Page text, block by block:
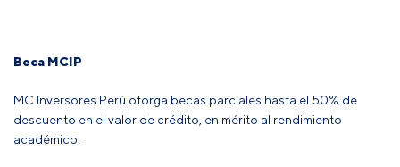
Beca MCIP
MC Inversores Perú otorga becas parciales hasta el 50% de
descuento en el valor de crédito, en mérito al rendimiento
académico.